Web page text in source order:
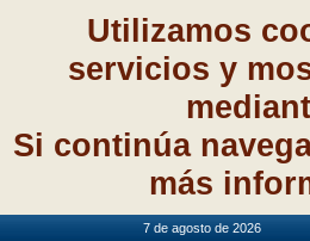
Utilizamos
servicios y
Si continúa
más
7 de agosto